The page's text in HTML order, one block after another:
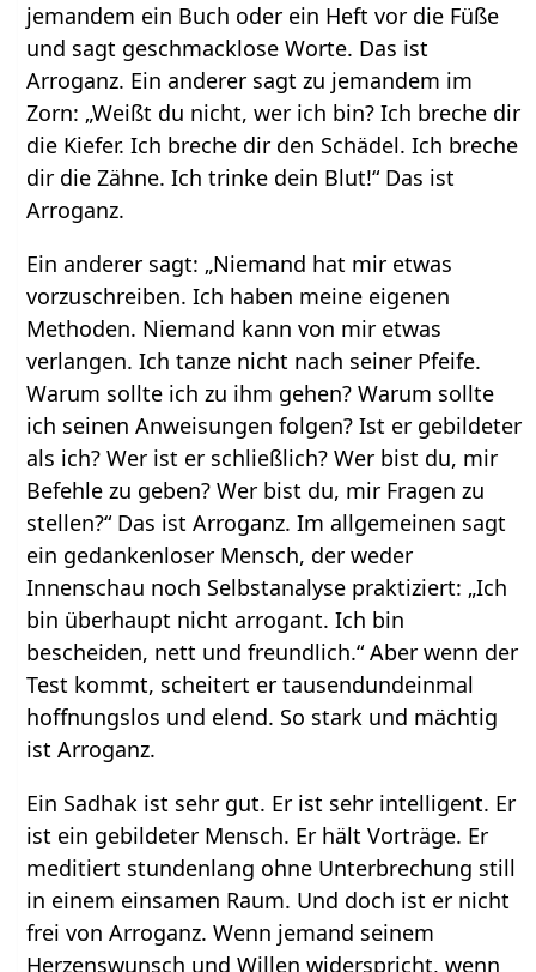
jemandem ein Buch oder ein Heft vor die Füße
und sagt geschmacklose Worte. Das ist
Arroganz. Ein anderer sagt zu jemandem im
Zorn: „Weißt du nicht, wer ich bin? Ich breche dir
die Kiefer. Ich breche dir den Schädel. Ich breche
dir die Zähne. Ich trinke dein Blut!“ Das ist
Arroganz.
Ein anderer sagt: „Niemand hat mir etwas
vorzuschreiben. Ich haben meine eigenen
Methoden. Niemand kann von mir etwas
verlangen. Ich tanze nicht nach seiner Pfeife.
Warum sollte ich zu ihm gehen? Warum sollte
ich seinen Anweisungen folgen? Ist er gebildeter
als ich? Wer ist er schließlich? Wer bist du, mir
Befehle zu geben? Wer bist du, mir Fragen zu
stellen?“ Das ist Arroganz. Im allgemeinen sagt
ein gedankenloser Mensch, der weder
Innenschau noch Selbstanalyse praktiziert: „Ich
bin überhaupt nicht arrogant. Ich bin
bescheiden, nett und freundlich.“ Aber wenn der
Test kommt, scheitert er tausendundeinmal
hoffnungslos und elend. So stark und mächtig
ist Arroganz.
Ein Sadhak ist sehr gut. Er ist sehr intelligent. Er
ist ein gebildeter Mensch. Er hält Vorträge. Er
meditiert stundenlang ohne Unterbrechung still
in einem einsamen Raum. Und doch ist er nicht
frei von Arroganz. Wenn jemand seinem
Herzenswunsch und Willen widerspricht, wenn